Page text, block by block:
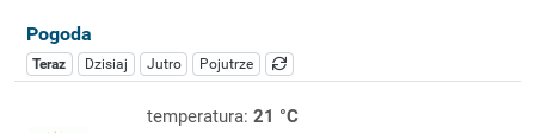
Pogoda
Teraz Dzisiaj Jutro Pojutrze
temperatura: 21 °C